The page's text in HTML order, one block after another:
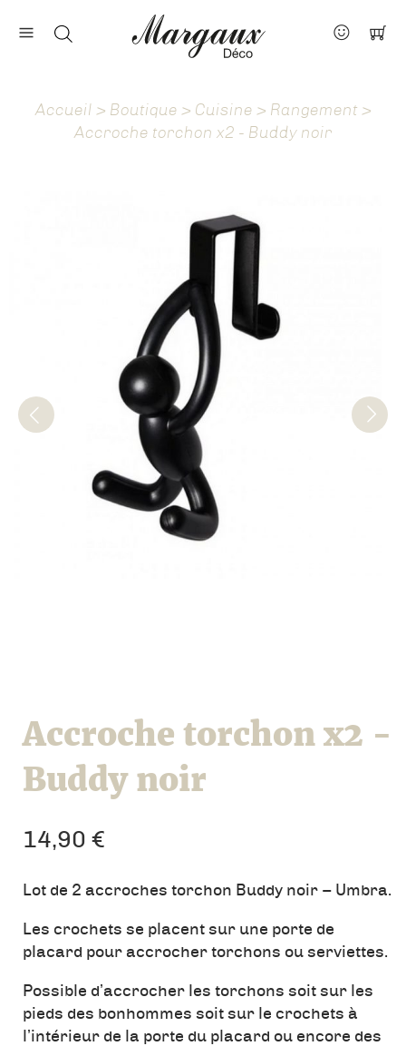
Nos marques
À propos
Accueil > Boutique > Cuisine > Rangement >
Accroche torchon x2 - Buddy noir
Accroche torchon x2 -
Buddy noir
14,90 €
Lot de 2 accroches torchon Buddy noir – Umbra.
Les crochets se placent sur une porte de
placard pour accrocher torchons ou serviettes.
Possible d’accrocher les torchons soit sur les
pieds des bonhommes soit sur le crochets à
l’intérieur de la porte du placard ou encore des